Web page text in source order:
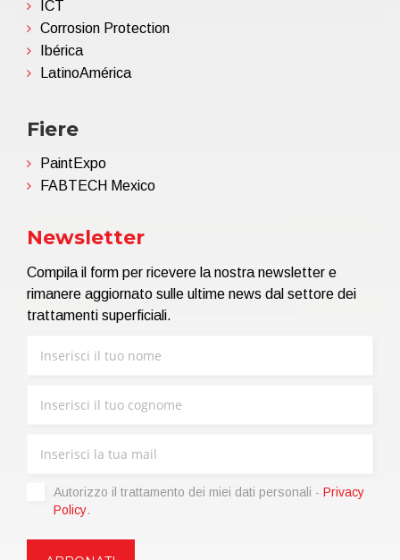
ICT
Corrosion Protection
Ibérica
LatinoAmérica
Fiere
PaintExpo
FABTECH Mexico
Newsletter
Compila il form per ricevere la nostra newsletter e
rimanere aggiornato sulle ultime news dal settore dei
trattamenti superficiali.
Autorizzo il trattamento dei miei dati personali - Privacy
Policy.